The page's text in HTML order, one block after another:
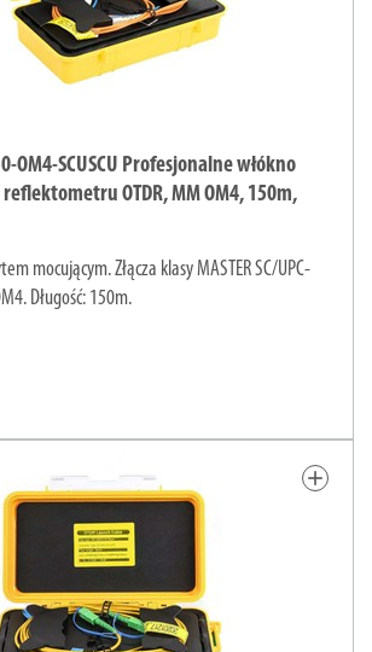
OM4-SCUSCU Profesjonalne włókno
OTDR, MM OM4, 150m,
mocującym. Złącza klasy MASTER SC/UPC-
Długość: 150m.
add